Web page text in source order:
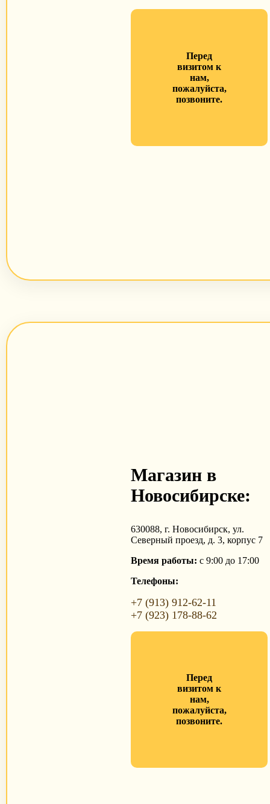
Перед
визитом к
нам,
пожалуйста,
позвоните.
Магазин в
Новосибирске:
630088, г. Новосибирск, ул.
Северный проезд, д. 3, корпус 7
Время работы: с 9:00 до 17:00
Телефоны:
+7 (913) 912-62-11
+7 (923) 178-88-62
Перед
визитом к
нам,
пожалуйста,
позвоните.